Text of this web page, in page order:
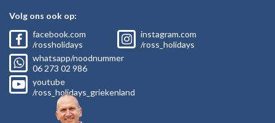
Volg ons ook op:
facebook.com
/rossholidays
instagram.com
/ross_holidays
whatsapp/noodnummer
06 273 02 986
youtube
/ross_holidays_griekenland